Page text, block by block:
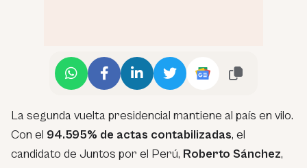
La segunda vuelta presidencial mantiene al país en vilo.
Con el 94.595% de actas contabilizadas, el
candidato de Juntos por el Perú, Roberto Sánchez,